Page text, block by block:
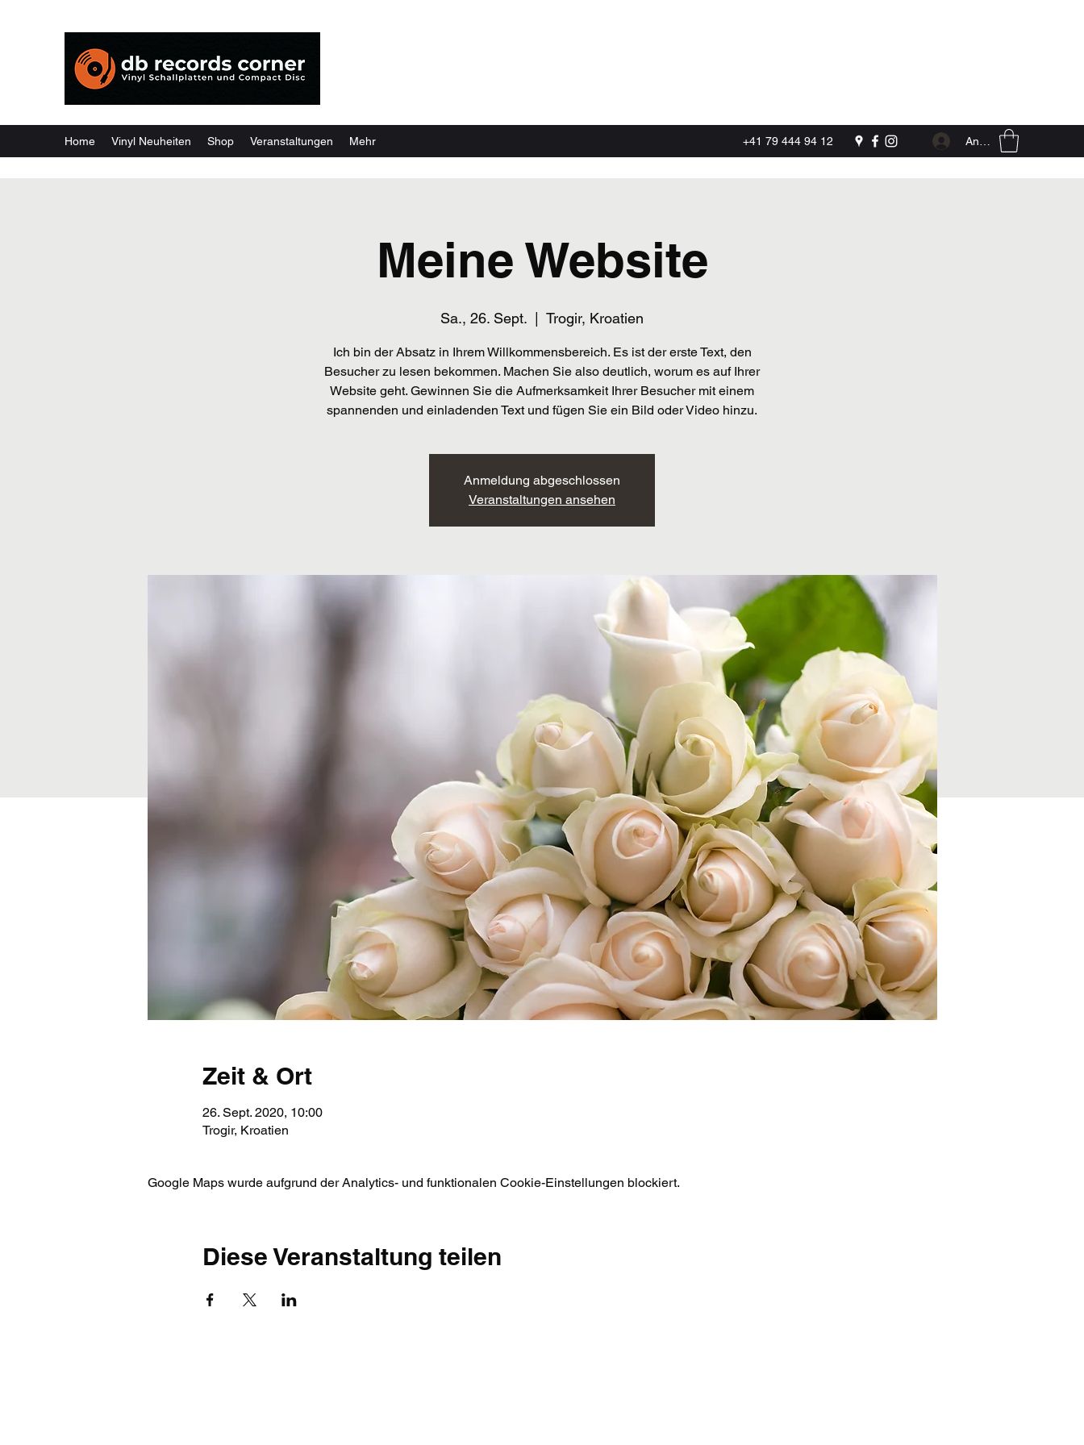
Home Vinyl Neuheiten Shop Veranstaltungen Mehr +41 79 444 94 12 Anmelden
Meine Website
Sa., 26. Sept.
  |
Trogir, Kroatien
Ich bin der Absatz in Ihrem Willkommensbereich. Es ist der erste Text, den
Besucher zu lesen bekommen. Machen Sie also deutlich, worum es auf Ihrer
Website geht. Gewinnen Sie die Aufmerksamkeit Ihrer Besucher mit einem
spannenden und einladenden Text und fügen Sie ein Bild oder Video hinzu.
Anmeldung abgeschlossen
Veranstaltungen ansehen
Zeit & Ort
26. Sept. 2020, 10:00
Trogir, Kroatien
Google Maps wurde aufgrund der Analytics- und funktionalen Cookie-Einstellungen blockiert.
Diese Veranstaltung teilen